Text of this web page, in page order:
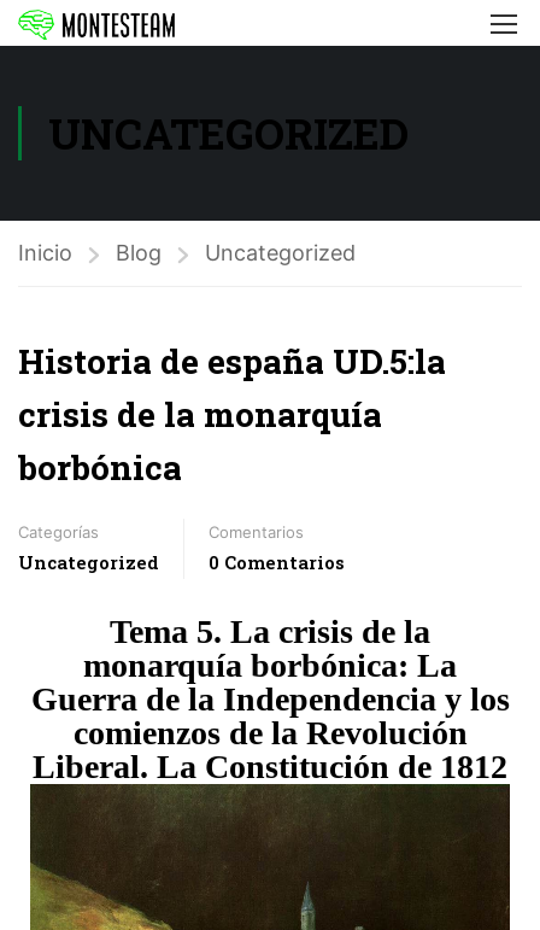
UNCATEGORIZED
Inicio Blog Uncategorized
Historia de españa UD.5:la
crisis de la monarquía
borbónica
Categorías
Uncategorized
Comentarios
0 Comentarios
Tema 5. La crisis de la
monarquía borbónica: La
Guerra de la Independencia y los
comienzos de la Revolución
Liberal. La Constitución de 1812